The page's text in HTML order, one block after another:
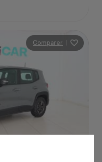
Comparer |